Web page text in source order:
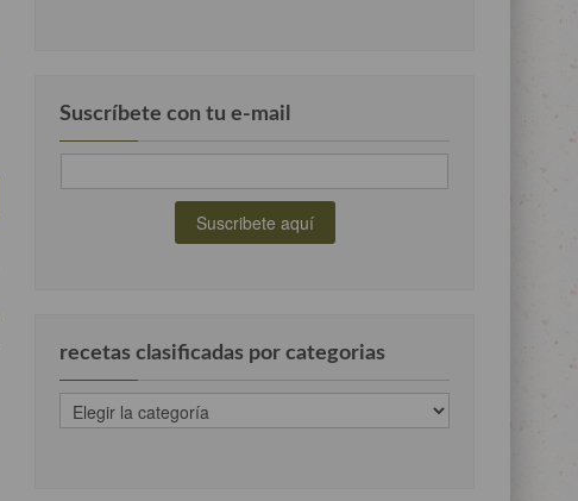
Suscríbete con tu e-mail
recetas clasificadas por categorias
recetas
clasificadas